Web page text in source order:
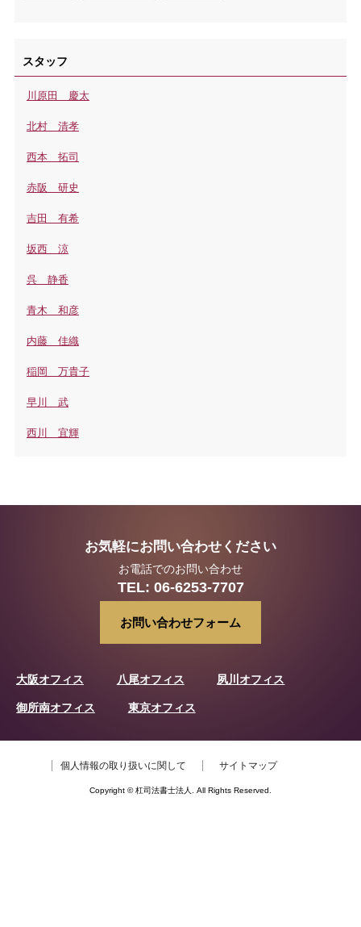
スタッフ
川原田 慶太
北村 清孝
西本 拓司
赤阪 研史
吉田 有希
坂西 涼
呉 静香
青木 和彦
内藤 佳織
稲岡 万貴子
早川 武
西川 宜輝
お気軽にお問い合わせください
お電話でのお問い合わせ
TEL: 06-6253-7707
お問い合わせフォーム
大阪オフィス 八尾オフィス 夙川オフィス
御所南オフィス 東京オフィス
個人情報の取り扱いに関して サイトマップ
Copyright © 杠司法書士法人. All Rights Reserved.